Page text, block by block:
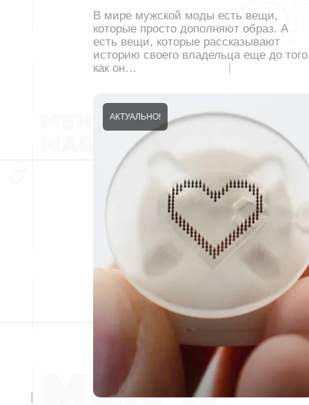
В мире мужской моды есть вещи,
которые просто дополняют образ. А
есть вещи, которые рассказывают
историю своего владельца еще до
как он…
АКТУАЛЬНО!